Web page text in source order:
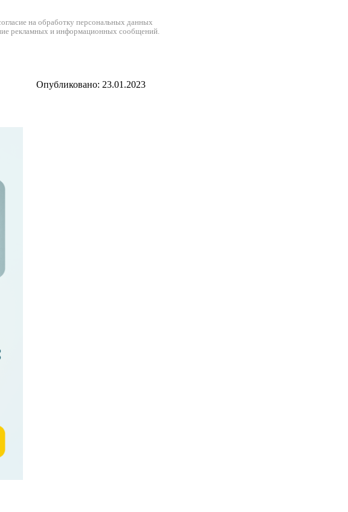
наобработку персональных данных
рекламных и информационных сообщений.
Опубликовано: 23.01.2023